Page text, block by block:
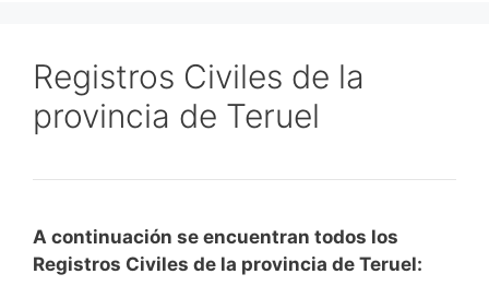
Registros Civiles de la
provincia de Teruel
A continuación se encuentran todos los
Registros Civiles de la provincia de Teruel: